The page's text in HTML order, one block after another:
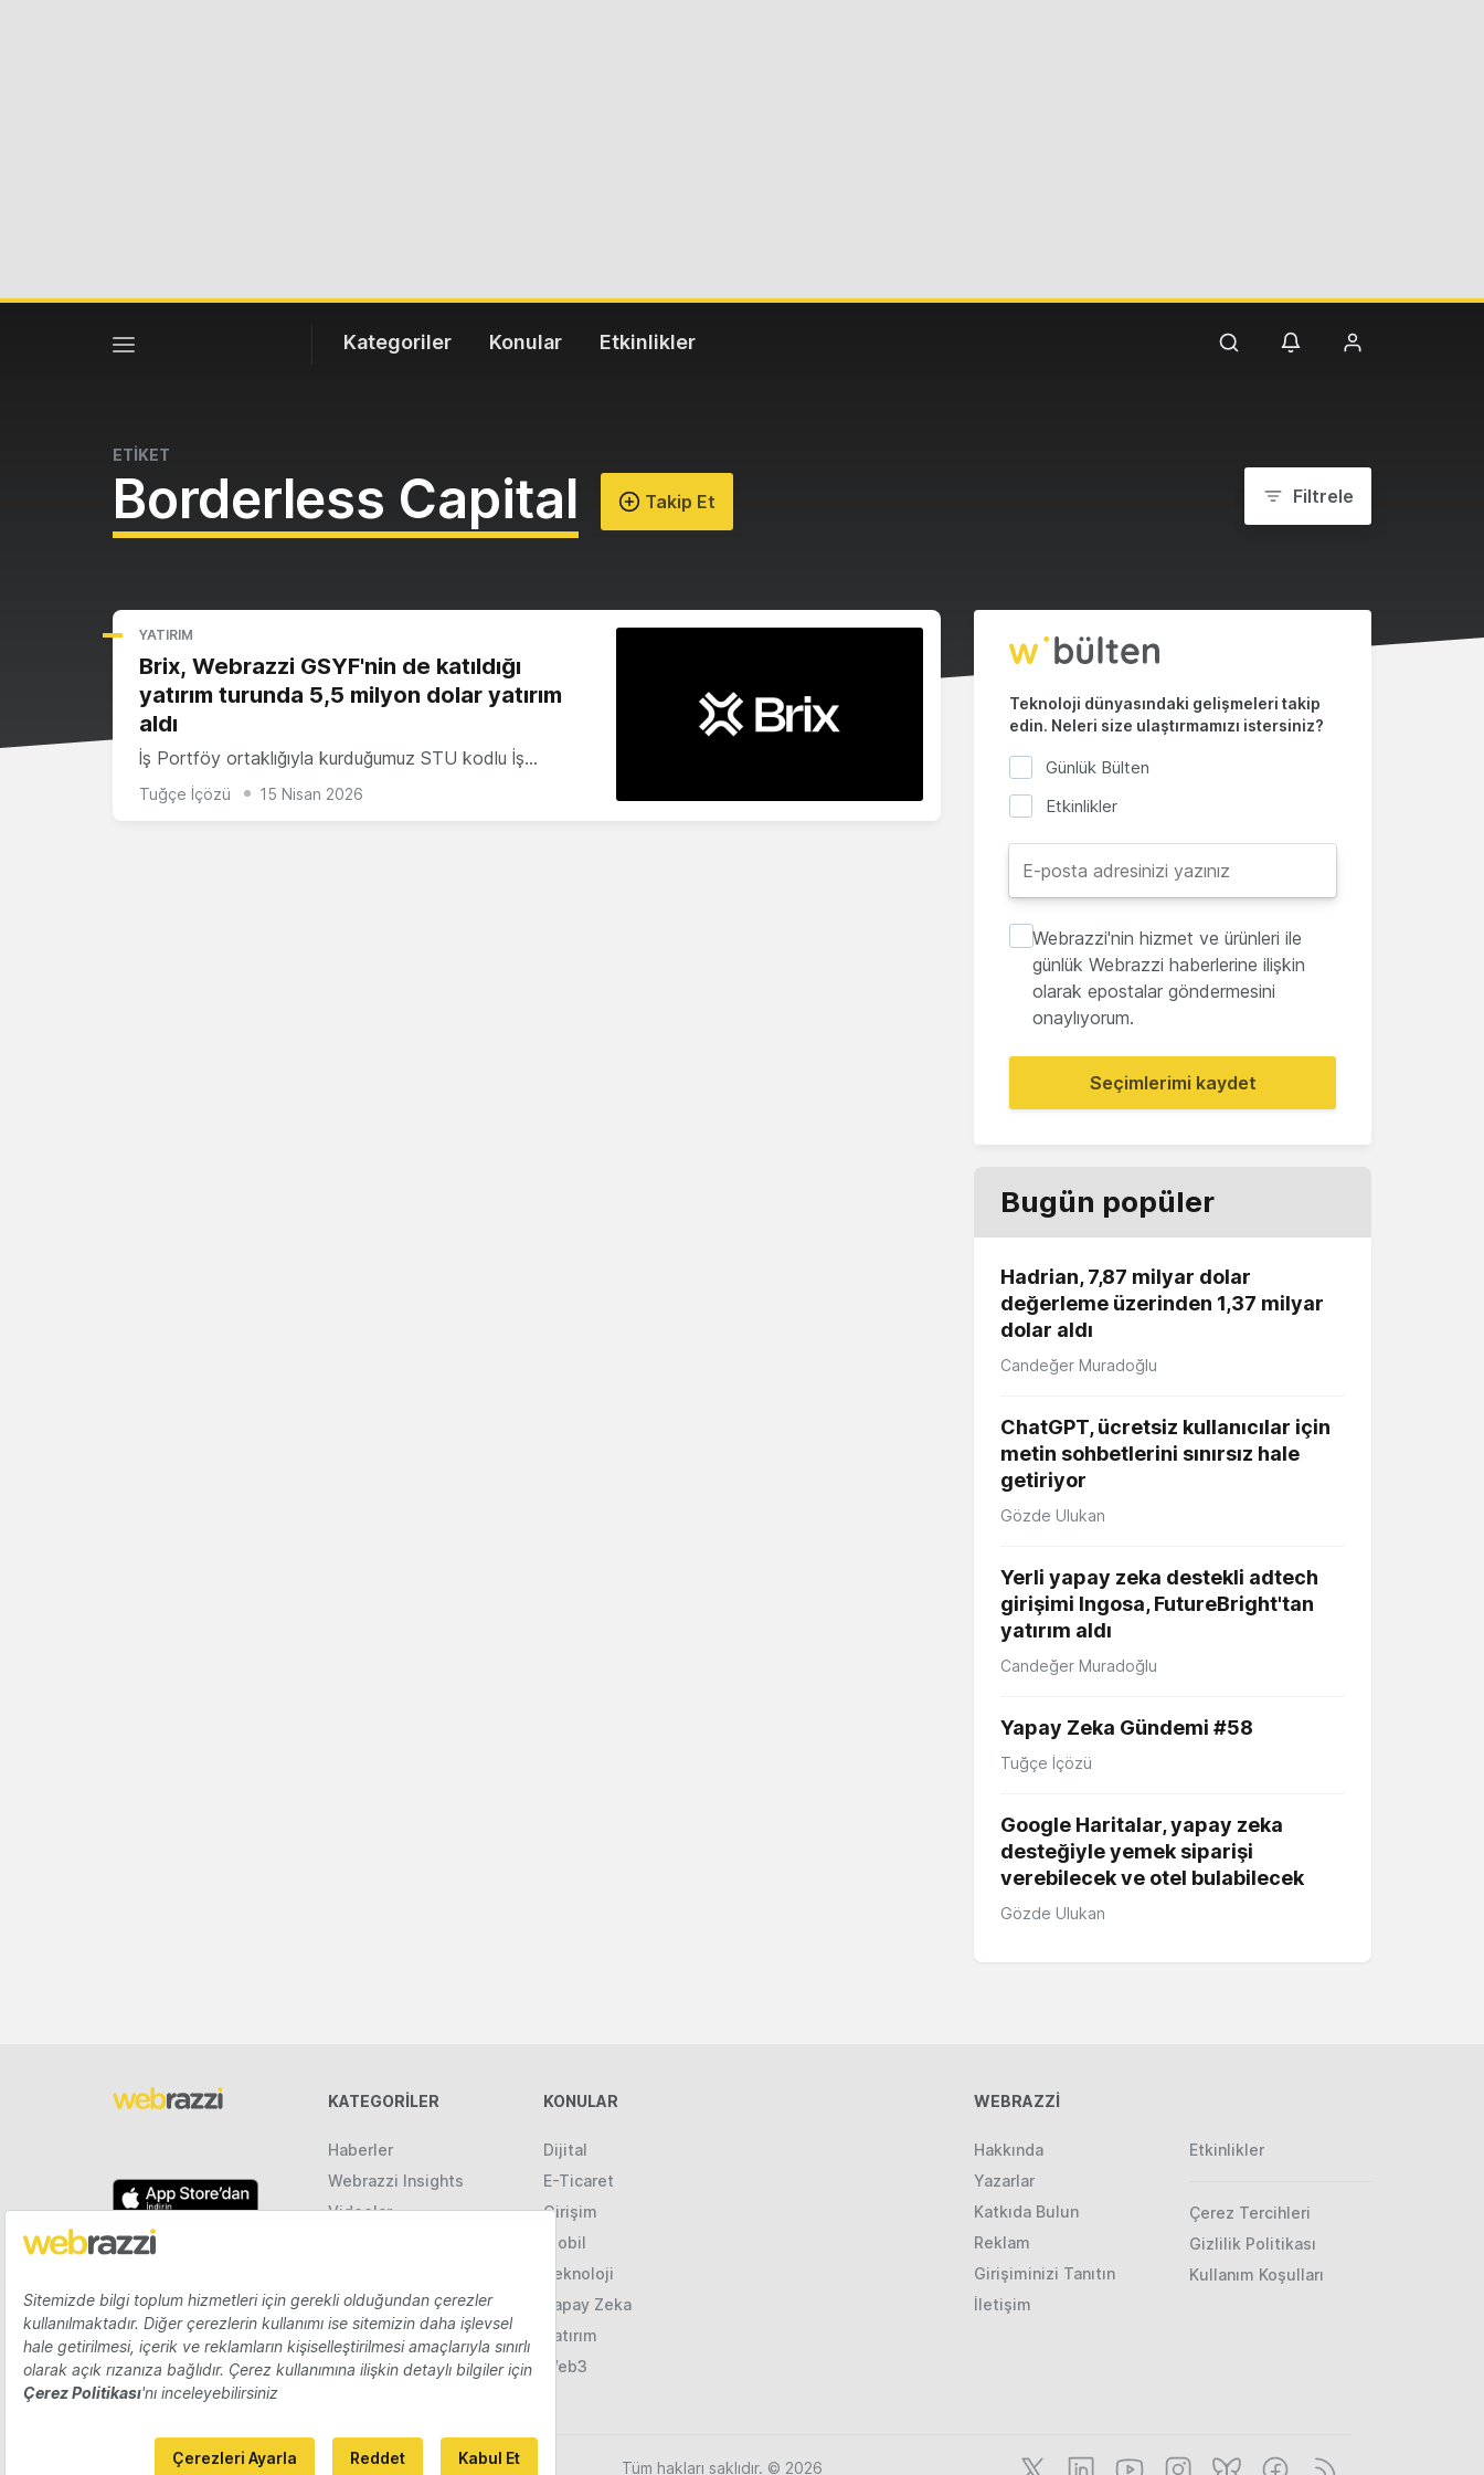
Kategoriler Konular Etkinlikler
ETİKET
Borderless Capital Takip Et Filtrele
YATIRIM
Brix, Webrazzi GSYF'nin de katıldığı
yatırım turunda 5,5 milyon dolar yatırım
aldı
İş Portföy ortaklığıyla kurduğumuz STU kodlu İş…
Tuğçe İçözü 15 Nisan 2026
Teknoloji dünyasındaki gelişmeleri takip
edin. Neleri size ulaştırmamızı istersiniz?
Günlük Bülten
Etkinlikler
Webrazzi'nin hizmet ve ürünleri ile
günlük Webrazzi haberlerine ilişkin
olarak epostalar göndermesini
onaylıyorum.
Seçimlerimi kaydet
Bugün popüler
Hadrian, 7,87 milyar dolar
değerleme üzerinden 1,37 milyar
dolar aldı
Candeğer Muradoğlu
ChatGPT, ücretsiz kullanıcılar için
metin sohbetlerini sınırsız hale
getiriyor
Gözde Ulukan
Yerli yapay zeka destekli adtech
girişimi Ingosa, FutureBright'tan
yatırım aldı
Candeğer Muradoğlu
Yapay Zeka Gündemi #58
Tuğçe İçözü
Google Haritalar, yapay zeka
desteğiyle yemek siparişi
verebilecek ve otel bulabilecek
Gözde Ulukan
KATEGORILER
Haberler
Webrazzi Insights
Videolar
KONULAR
Dijital
E-Ticaret
Girişim
Mobil
Teknoloji
Yapay Zeka
Yatırım
Web3
WEBRAZZİ
Hakkında
Yazarlar
Katkıda Bulun
Reklam
Girişiminizi Tanıtın
İletişim
Etkinlikler
Çerez Tercihleri
Gizlilik Politikası
Kullanım Koşulları
Tüm hakları saklıdır. © 2026